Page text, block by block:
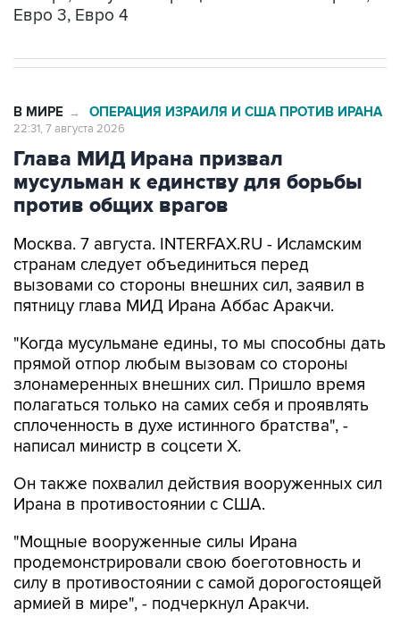
Евро 3, Евро 4
В МИРЕ → ОПЕРАЦИЯ ИЗРАИЛЯ И США ПРОТИВ ИРАНА
22:31, 7 августа 2026
Глава МИД Ирана призвал
мусульман к единству для борьбы
против общих врагов
Москва. 7 августа. INTERFAX.RU - Исламским
странам следует объединиться перед
вызовами со стороны внешних сил, заявил в
пятницу глава МИД Ирана Аббас Аракчи.
"Когда мусульмане едины, то мы способны дать
прямой отпор любым вызовам со стороны
злонамеренных внешних сил. Пришло время
полагаться только на самих себя и проявлять
сплоченность в духе истинного братства", -
написал министр в соцсети Х.
Он также похвалил действия вооруженных сил
Ирана в противостоянии с США.
"Мощные вооруженные силы Ирана
продемонстрировали свою боеготовность и
силу в противостоянии с самой дорогостоящей
армией в мире", - подчеркнул Аракчи.